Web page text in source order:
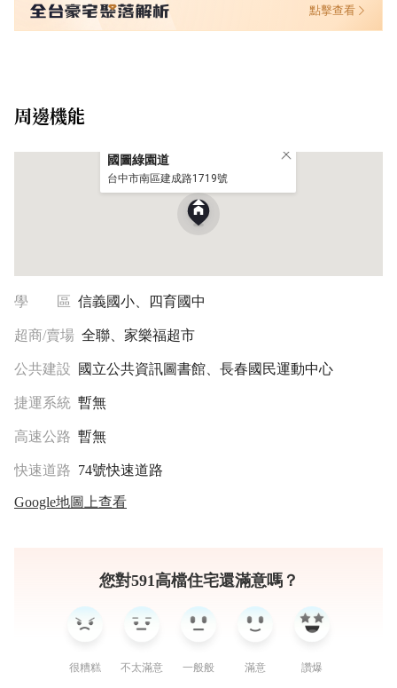
設定後解除鎖定方式包括:指紋解鎖、卡片解鎖、密碼解
板、三色無極調光、時間溫度顯示等功能,造型現代簡潔,光
線柔和舒適,滿足各種視覺需求。
4.太陽能熱水自動循環系統，配設指標廠商三久太陽能熱水
器,搭配熱回水管及多重定時控制之電磁閥,在使用熱水時段
之前,自動導入熱水,並將回水
管內之冷水回收至1樓受水水箱,大幅縮短等待熱水時間,並充
點擊查看
周邊機能
國圖綠園道
台中市南區建成路1719號
學區 信義國小、四育國中
超商/賣場 全聯、家樂福超市
公共建設 國立公共資訊圖書館、長春國民運動中心
捷運系統 暫無
高速公路 暫無
快速道路 74號快速道路
Google地圖上查看
您對591高檔住宅還滿意嗎？
很糟糕 不太滿意 一般般 滿意 讚爆